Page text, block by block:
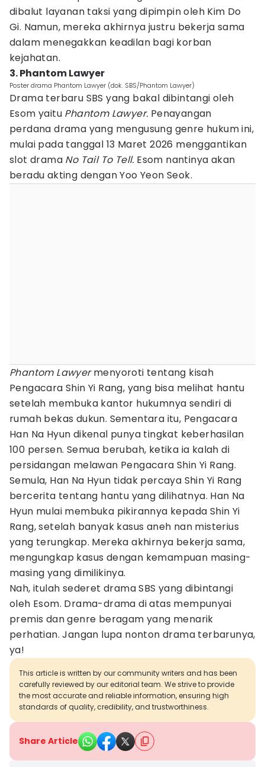
dibalut layanan taksi yang dipimpin oleh Kim Do
Gi. Namun, mereka akhirnya justru bekerja sama
dalam menegakkan keadilan bagi korban
kejahatan.
3. Phantom Lawyer
Poster drama Phantom Lawyer (dok. SBS/Phantom Lawyer)
Drama terbaru SBS yang bakal dibintangi oleh
Esom yaitu Phantom Lawyer. Penayangan
perdana drama yang mengusung genre hukum ini,
mulai pada tanggal 13 Maret 2026 menggantikan
slot drama No Tail To Tell. Esom nantinya akan
beradu akting dengan Yoo Yeon Seok.
Phantom Lawyermenyoroti tentang kisah
Pengacara Shin Yi Rang, yang bisa melihat hantu
setelah membuka kantor hukumnya sendiri di
rumah bekas dukun. Sementara itu, Pengacara
Han Na Hyun dikenal punya tingkat keberhasilan
100 persen. Semua berubah, ketika ia kalah di
persidangan melawan Pengacara Shin Yi Rang.
Semula, Han Na Hyun tidak percaya Shin Yi Rang
bercerita tentang hantu yang dilihatnya. Han Na
Hyun mulai membuka pikirannya kepada Shin Yi
Rang, setelah banyak kasus aneh nan misterius
yang terungkap. Mereka akhirnya bekerja sama,
mengungkap kasus dengan kemampuan masing-
masing yang dimilikinya.
Nah, itulah sederet drama SBS yang dibintangi
oleh Esom. Drama-drama di atas mempunyai
premis dan genre beragam yang menarik
perhatian. Jangan lupa nonton drama terbarunya,
ya!
This article is written by our community writers and has been
carefully reviewed by our editorial team. We strive to provide
the most accurate and reliable information, ensuring high
standards of quality, credibility, and trustworthiness.
Share Article